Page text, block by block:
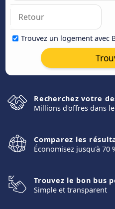
Trouvez un logement avec
Recherchez votre
Millions d'offres dans
Comparez les
Économisez jusqu'à 70
Trouvez le bon bus
Simple et transparent